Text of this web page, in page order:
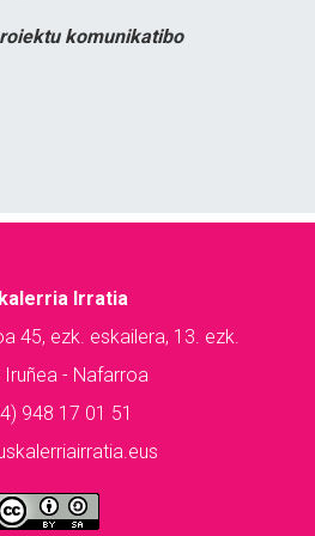
komunikatibo
Irratia
45, ezk. eskailera, 13. ezk.
- Nafarroa
948 17 01 51